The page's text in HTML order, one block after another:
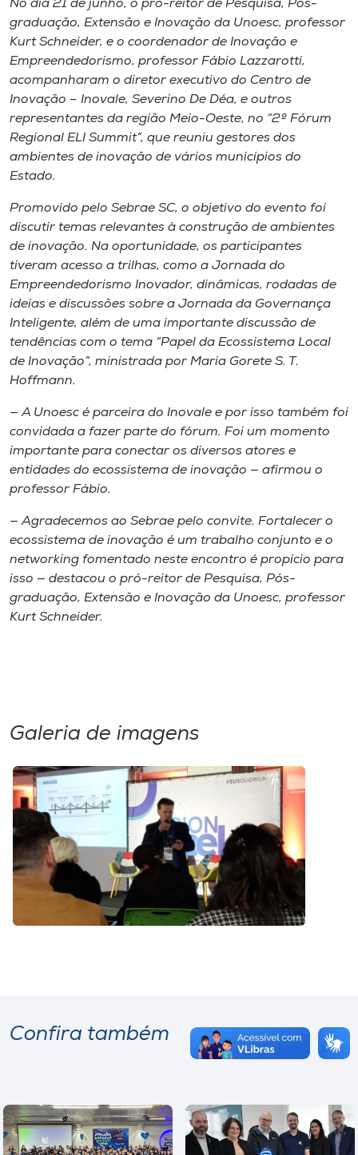
Rádio
Museu
Unoesc
Store
Selecione
o idioma
No dia 21 de junho, o pró-reitor de Pesquisa, Pós-
graduação, Extensão e Inovação da Unoesc, professor
Kurt Schneider, e o coordenador de Inovação e
Empreendedorismo, professor Fábio Lazzarotti,
acompanharam o diretor executivo do Centro de
Inovação – Inovale, Severino De Déa, e outros
representantes da região Meio-Oeste, no “2º Fórum
Regional ELI Summit”, que reuniu gestores dos
ambientes de inovação de vários municípios do
Estado.
Promovido pelo Sebrae SC, o objetivo do evento foi
discutir temas relevantes à construção de ambientes
de inovação. Na oportunidade, os participantes
tiveram acesso a trilhas, como a Jornada do
Empreendedorismo Inovador, dinâmicas, rodadas de
ideias e discussões sobre a Jornada da Governança
Inteligente, além de uma importante discussão de
tendências com o tema “Papel da Ecossistema Local
de Inovação”, ministrada por Maria Gorete S. T.
Hoffmann.
— A Unoesc é parceira do Inovale e por isso também foi
convidada a fazer parte do fórum. Foi um momento
importante para conectar os diversos atores e
entidades do ecossistema de inovação — afirmou o
professor Fábio.
— Agradecemos ao Sebrae pelo convite. Fortalecer o
ecossistema de inovação é um trabalho conjunto e o
networking fomentado neste encontro é propício para
isso — destacou o pró-reitor de Pesquisa, Pós-
graduação, Extensão e Inovação da Unoesc, professor
Kurt Schneider.
Galeria de imagens
Confira também